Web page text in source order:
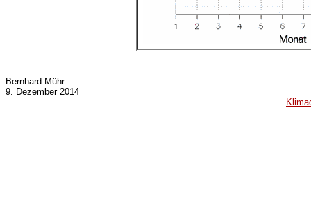
Bernhard Mühr
9. Dezember 2014